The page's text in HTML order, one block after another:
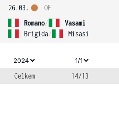
26.03.
Romano/
Vasami
Brigida/ Misasi
OF
2024 1/1
Celkem
14/13